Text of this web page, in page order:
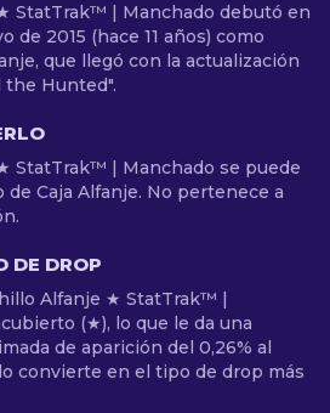
StatTrak™ | Manchado debutó en
de 2015 (hace 11 años) como
que llegó con la actualización
Hunted".
StatTrak™ | Manchado se puede
Caja Alfanje. No pertenece a
DE DROP
Alfanje ★ StatTrak™ |
(★), lo que le da una
de aparición del 0,26% al
convierte en el tipo de drop más